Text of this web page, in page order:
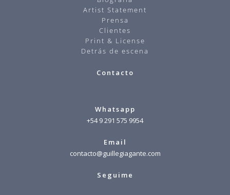
Artist Statement
Prensa
Clientes
Print & License
Detrás de escena
Contacto
Whatsapp
+54 9 291 575 9954
Email
contacto@guillegiagante.com
Seguime